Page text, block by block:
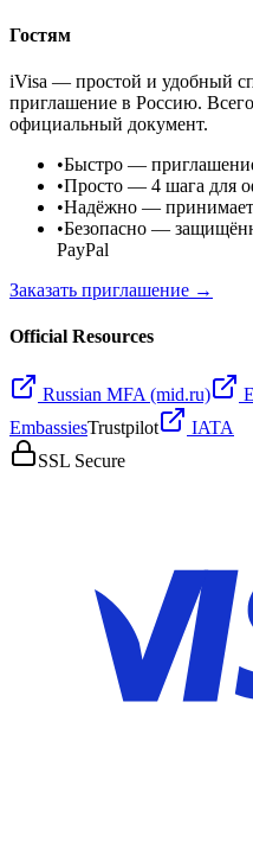
Гостям
iVisa — простой и удобный
приглашение в Россию.
официальный документ.
•Быстро —
•Просто — 4 шага для
•Надёжно —
•Безопасно —
PayPal
Заказать приглашение →
Official Resources
Russian MFA (mid.ru)
EmbassiesTrustpilot
IATA
SSL Secure